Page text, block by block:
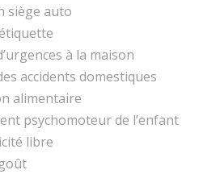
siège auto
à la maison
accidents domestiques
alimentaire
psychomoteur de l’enfant
libre